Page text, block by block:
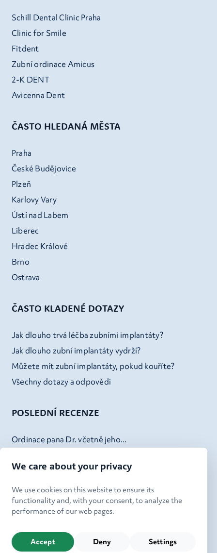
Schill Dental Clinic Praha
Clinic for Smile
Fitdent
Zubní ordinace Amicus
2-K DENT
Avicenna Dent
ČASTO HLEDANÁ MĚSTA
Praha
České Budějovice
Plzeň
Karlovy Vary
Ústí nad Labem
Liberec
Hradec Králové
Brno
Ostrava
ČASTO KLADENÉ DOTAZY
Jak dlouho trvá léčba zubními implantáty?
Jak dlouho zubní implantáty vydrží?
Můžete mít zubní implantáty, pokud kouříte?
Všechny dotazy a odpovědi
POSLEDNÍ RECENZE
Ordinace pana Dr. včetně jeho...
Skvely servis - od recepce,...
Doktor Kheck (a jeho tým) v...
We care about your privacy
We use cookies on this website to ensure its
functionality and, with your consent, to analyze the
performance of our web pages.
Accept Deny Settings